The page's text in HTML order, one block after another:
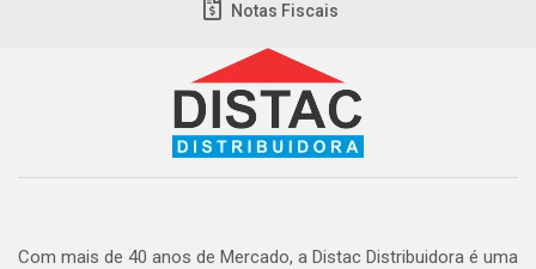
Notas Fiscais
Com mais de 40 anos de Mercado, a Distac Distribuidora é uma